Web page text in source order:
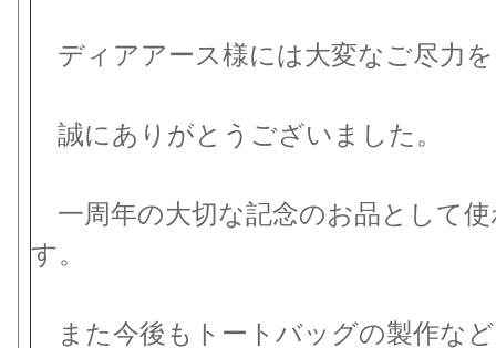
ディアアース様には大変なご尽力
誠にありがとうございました。
一周年の大切な記念のお品として
す。
また今後もトートバッグの製作な